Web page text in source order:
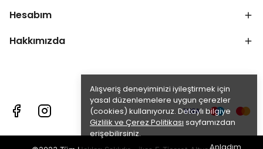
Alışveriş deneyiminizi iyileştirmek için
yasal düzenlemelere uygun çerezler
(cookies) kullanıyoruz. Detaylı bilgiye
Gizlilik ve Çerez Politikası sayfamızdan
erişebilirsiniz.
Hesabım
Hakkımızda